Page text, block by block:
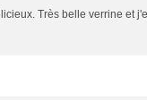
Très belle verrine et